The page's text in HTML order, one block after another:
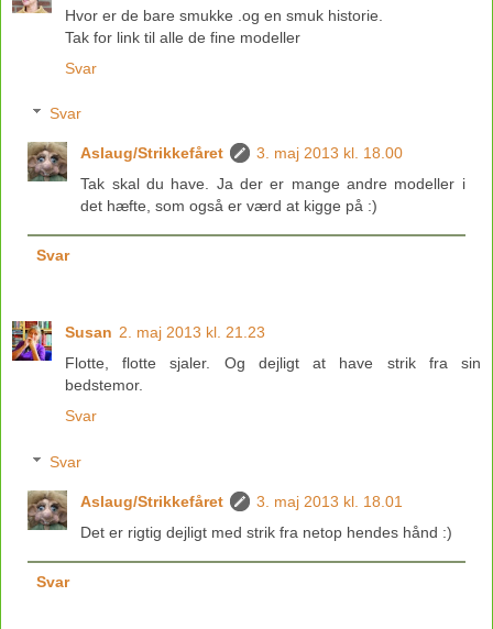
Hvor er de bare smukke .og en smuk historie.
Tak for link til alle de fine modeller
Svar
Svar
Aslaug/Strikkefåret
3. maj 2013 kl. 18.00
Tak skal du have. Ja der er mange andre modeller i
det hæfte, som også er værd at kigge på :)
Svar
Susan 2. maj 2013 kl. 21.23
Flotte, flotte sjaler. Og dejligt at have strik fra sin
bedstemor.
Svar
Svar
Aslaug/Strikkefåret
3. maj 2013 kl. 18.01
Det er rigtig dejligt med strik fra netop hendes hånd :)
Svar